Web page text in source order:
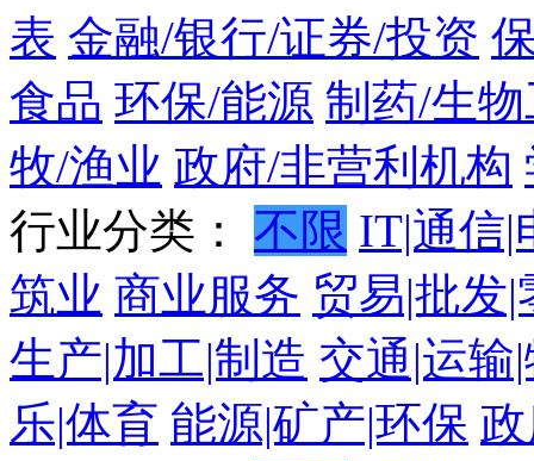
表 金融/银行/证券/投资
食品 环保/能源 制药/生
牧/渔业 政府/非营利机构
行业分类：
不限 IT|通信|
筑业 商业服务 贸易|批发
生产|加工|制造 交通|运输
乐|体育 能源|矿产|环保